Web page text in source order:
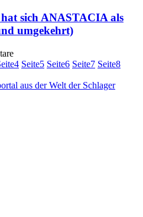
sich ANASTACIA als
umgekehrt)
4 Seite5 Seite6 Seite7 Seite8